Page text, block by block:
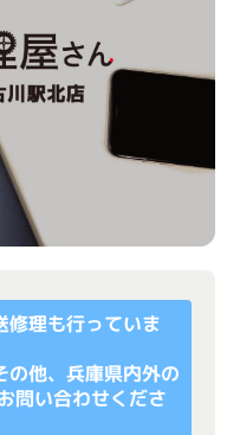
修理も行っていま
の他、兵庫県内外の
問い合わせくださ